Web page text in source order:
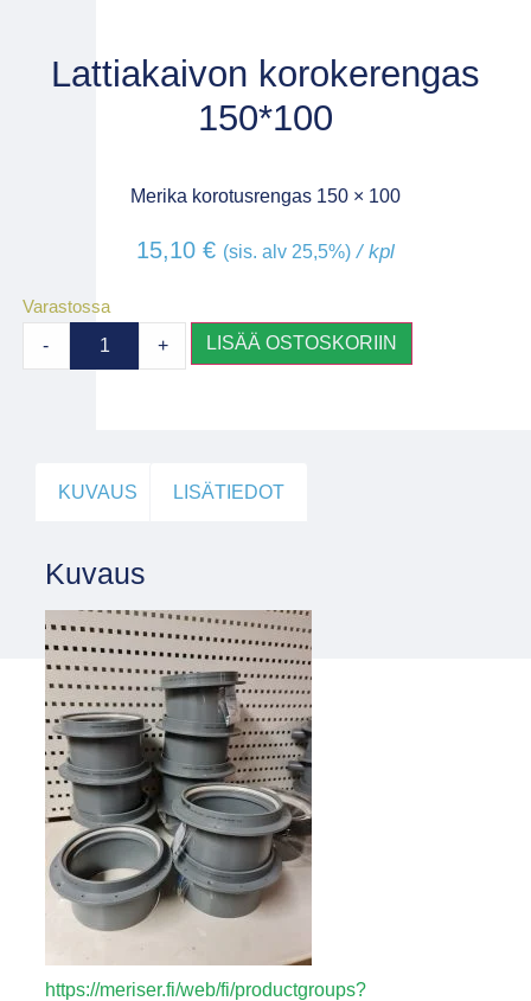
Lattiakaivon korokerengas
150*100
Merika korotusrengas 150 × 100
15,10 € (sis. alv 25,5%) / kpl
Varastossa
- + LISÄÄ OSTOSKORIIN
KUVAUS LISÄTIEDOT
Kuvaus
https://meriser.fi/web/fi/productgroups?